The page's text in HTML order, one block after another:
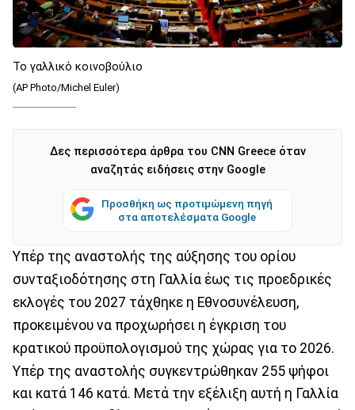
Το γαλλικό κοινοβούλιο
(AP Photo/Michel Euler)
Δες περισσότερα άρθρα του CNN Greece όταν
αναζητάς ειδήσεις στην Google
Προσθήκη ως προτιμώμενη πηγή
στα αποτελέσματα Google
Υπέρ της αναστολής της αύξησης του ορίου
συνταξιοδότησης στη Γαλλία έως τις προεδρικές
εκλογές του 2027 τάχθηκε η Εθνοσυνέλευση,
προκειμένου να προχωρήσει η έγκριση του
κρατικού προϋπολογισμού της χώρας για το 2026.
Υπέρ της αναστολής συγκεντρώθηκαν 255 ψήφοι
και κατά 146 κατά. Μετά την εξέλιξη αυτή η Γαλλία